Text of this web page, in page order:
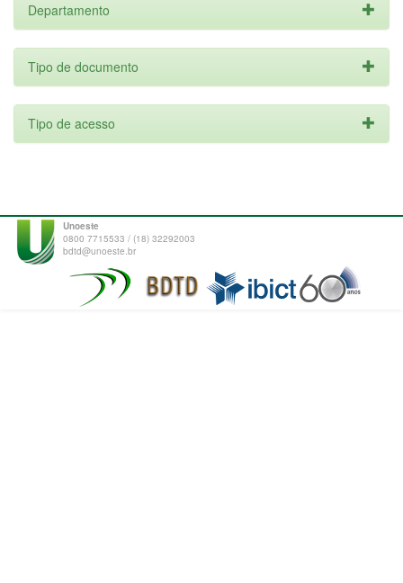
Departamento
Tipo de documento
Tipo de acesso
Unoeste
0800 7715533 / (18) 32292003
bdtd@unoeste.br